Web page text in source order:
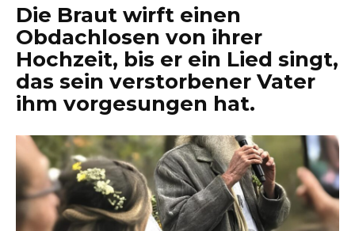
Die Braut wirft einen
Obdachlosen von ihrer
Hochzeit, bis er ein Lied singt,
das sein verstorbener Vater
ihm vorgesungen hat.